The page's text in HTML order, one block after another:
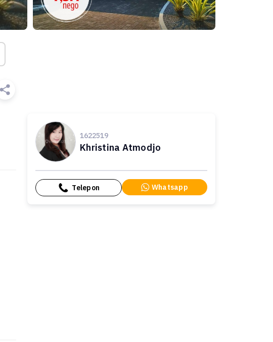
1622519
Khristina Atmodjo
Telepon Whatsapp